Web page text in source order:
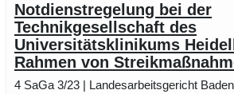
Notdienstregelung bei der
Technikgesellschaft des
Universitätsklinikums
Rahmen von
4 SaGa 3/23 | Landesarbeitsgericht